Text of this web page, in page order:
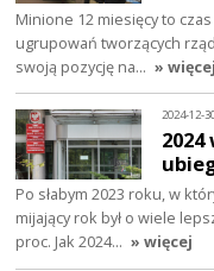
Minione 12 miesięcy to
ugrupowań tworzących
swoją pozycję na… » więcej
2024-12-
Po słabym 2023 roku, w
mijający rok był o wiele
proc. Jak 2024… » więcej